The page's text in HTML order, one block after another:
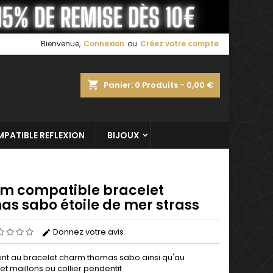
Bienvenue, Connexion ou Créez votre compte
shopping_cart Panier: 0 Produits - 0,00 €
REFLEXION BIJOUX
compatible bracelet
sabo étoile de mer strass
Donnez votre avis
au bracelet charm thomas sabo ainsi qu'au
maillons ou collier pendentif